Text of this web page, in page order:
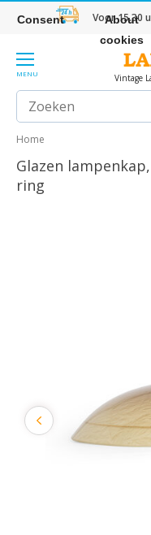
Voor 15.30
MENU Vintage
Home
Glazen
ring
Consent
About
cookies